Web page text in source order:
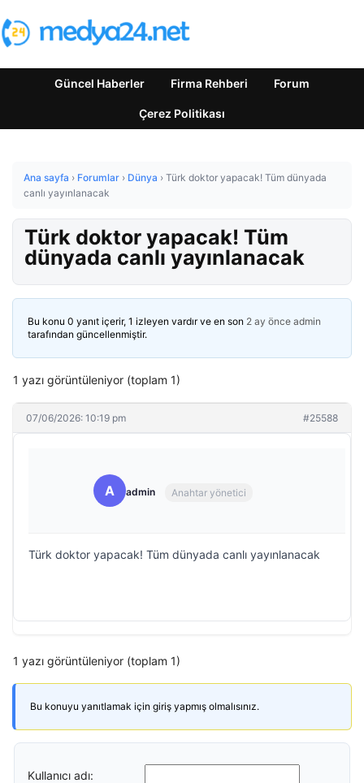
Güncel Haberler Firma Rehberi Forum
Çerez Politikası
Ana sayfa › Forumlar › Dünya › Türk doktor yapacak! Tüm dünyada
canlı yayınlanacak
Türk doktor yapacak! Tüm
dünyada canlı yayınlanacak
Bu konu 0 yanıt içerir, 1 izleyen vardır ve en son 2 ay önce admin
tarafından güncellenmiştir.
1 yazı görüntüleniyor (toplam 1)
07/06/2026: 10:19 pm #25588
A admin Anahtar yönetici
Türk doktor yapacak! Tüm dünyada canlı yayınlanacak
1 yazı görüntüleniyor (toplam 1)
Bu konuyu yanıtlamak için giriş yapmış olmalısınız.
Kullanıcı adı: